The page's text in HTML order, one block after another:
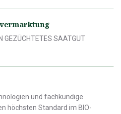
GEZÜCHTETES SAATGUT
und fachkundige
höchsten Standard im BIO-